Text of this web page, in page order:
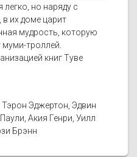
легко, но наряду с
их доме царит
мудрость, которую
троллей.
книг Туве
Эджертон, Эдвин
Акия Генри, Уилл
Брэнн